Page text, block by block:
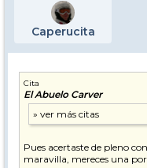
Caperucita
Cita
El Abuelo Carver
Pues acertaste de pleno
maravilla, mereces una